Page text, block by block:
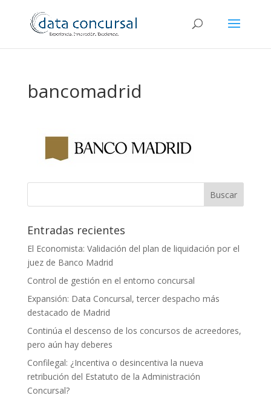
bancomadrid
Entradas recientes
El Economista: Validación del plan de liquidación por el
juez de Banco Madrid
Control de gestión en el entorno concursal
Expansión: Data Concursal, tercer despacho más
destacado de Madrid
Continúa el descenso de los concursos de acreedores,
pero aún hay deberes
Confilegal: ¿Incentiva o desincentiva la nueva
retribución del Estatuto de la Administración
Concursal?